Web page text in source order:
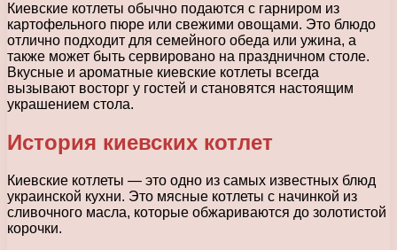
Киевские котлеты обычно подаются с гарниром из
картофельного пюре или свежими овощами. Это блюдо
отлично подходит для семейного обеда или ужина, а
также может быть сервировано на праздничном столе.
Вкусные и ароматные киевские котлеты всегда
вызывают восторг у гостей и становятся настоящим
украшением стола.
История киевских котлет
Киевские котлеты — это одно из самых известных блюд
украинской кухни. Это мясные котлеты с начинкой из
сливочного масла, которые обжариваются до золотистой
корочки.